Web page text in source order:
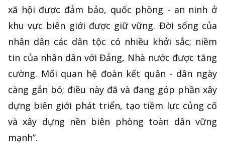
xã hội được đảm bảo, quốc phòng - an ninh ở
khu vực biên giới được giữ vững. Đời sống của
nhân dân các dân tộc có nhiều khởi sắc; niềm
tin của nhân dân với Đảng, Nhà nước được tăng
cường. Mối quan hệ đoàn kết quân - dân ngày
càng gắn bó; điều này đã và đang góp phần xây
dựng biên giới phát triển, tạo tiềm lực củng cố
và xây dựng nền biên phòng toàn dân vững
mạnh”.